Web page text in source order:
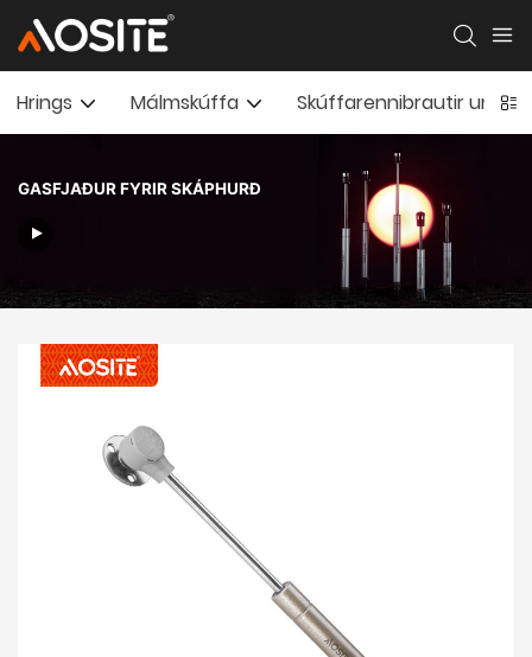
Hrings Málmskúffa Skúffarennibrautir undir
GASFJAÐUR FYRIR SKÁPHURÐ